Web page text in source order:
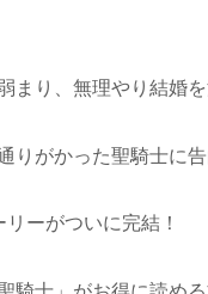
まり、無理やり結婚
りがかった聖騎士に
ーがついに完結！